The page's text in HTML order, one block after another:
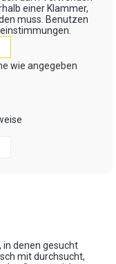
einer Klammer,
muss. Benutzen
wie angegeben
in denen gesucht
mit durchsucht,